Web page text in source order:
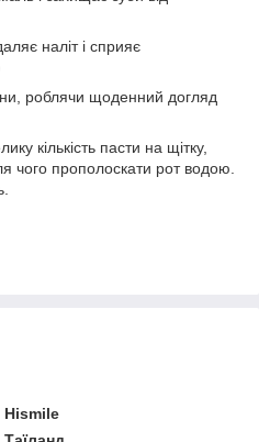
наліт і сприяє
роблячи щоденний догляд
кількість пасти на щітку,
чого прополоскати рот водою.
Hismile